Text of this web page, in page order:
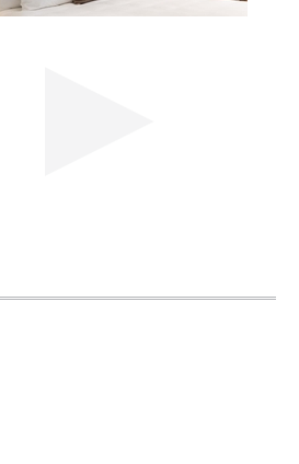
genutzt. Sie haben die